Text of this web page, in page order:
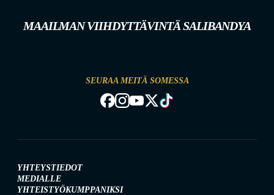
MAAILMAN VIIHDYTTÄVINTÄ SALIBANDYA
SEURAA MEITÄ SOMESSA
YHTEYSTIEDOT
MEDIALLE
YHTEISTYÖKUMPPANIKSI